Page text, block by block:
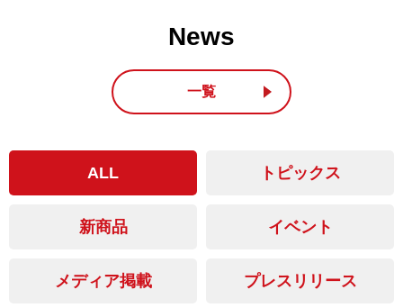
News
一覧
ALL トピックス
新商品 イベント
メディア掲載 プレスリリース